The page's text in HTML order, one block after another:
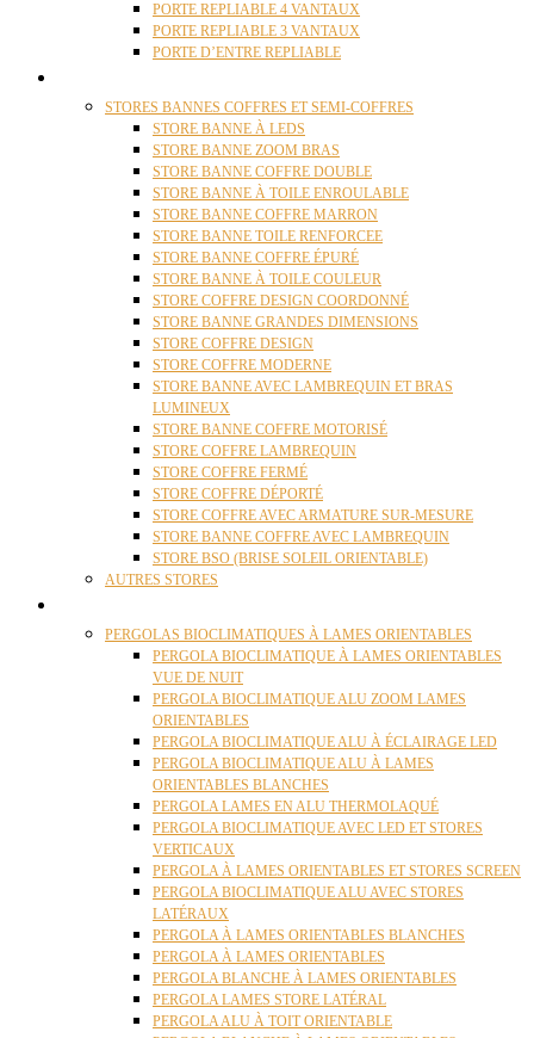
PORTE REPLIABLE 4 VANTAUX
PORTE REPLIABLE 3 VANTAUX
PORTE D’ENTRE REPLIABLE
STORES BANNES COFFRES ET SEMI-COFFRES
STORE BANNE À LEDS
STORE BANNE ZOOM BRAS
STORE BANNE COFFRE DOUBLE
STORE BANNE À TOILE ENROULABLE
STORE BANNE COFFRE MARRON
STORE BANNE TOILE RENFORCEE
STORE BANNE COFFRE ÉPURÉ
STORE BANNE À TOILE COULEUR
STORE COFFRE DESIGN COORDONNÉ
STORE BANNE GRANDES DIMENSIONS
STORE COFFRE DESIGN
STORE COFFRE MODERNE
STORE BANNE AVEC LAMBREQUIN ET BRAS
LUMINEUX
STORE BANNE COFFRE MOTORISÉ
STORE COFFRE LAMBREQUIN
STORE COFFRE FERMÉ
STORE COFFRE DÉPORTÉ
STORE COFFRE AVEC ARMATURE SUR-MESURE
STORE BANNE COFFRE AVEC LAMBREQUIN
STORE BSO (BRISE SOLEIL ORIENTABLE)
AUTRES STORES
PERGOLAS BIOCLIMATIQUES À LAMES ORIENTABLES
PERGOLA BIOCLIMATIQUE À LAMES ORIENTABLES
VUE DE NUIT
PERGOLA BIOCLIMATIQUE ALU ZOOM LAMES
ORIENTABLES
PERGOLA BIOCLIMATIQUE ALU À ÉCLAIRAGE LED
PERGOLA BIOCLIMATIQUE ALU À LAMES
ORIENTABLES BLANCHES
PERGOLA LAMES EN ALU THERMOLAQUÉ
PERGOLA BIOCLIMATIQUE AVEC LED ET STORES
VERTICAUX
PERGOLA À LAMES ORIENTABLES ET STORES SCREEN
PERGOLA BIOCLIMATIQUE ALU AVEC STORES
LATÉRAUX
PERGOLA À LAMES ORIENTABLES BLANCHES
PERGOLA À LAMES ORIENTABLES
PERGOLA BLANCHE À LAMES ORIENTABLES
PERGOLA LAMES STORE LATÉRAL
PERGOLA ALU À TOIT ORIENTABLE